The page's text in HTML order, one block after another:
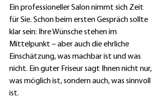
Ein professioneller Salon nimmt sich Zeit
für Sie. Schon beim ersten Gespräch sollte
klar sein: Ihre Wünsche stehen im
Mittelpunkt – aber auch die ehrliche
Einschätzung, was machbar ist und was
nicht. Ein guter Friseur sagt Ihnen nicht nur,
was möglich ist, sondern auch, was sinnvoll
ist.